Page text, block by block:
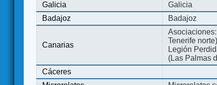
Galicia
Galicia
Badajoz
Badajoz
Canarias
Tenerife
Legión
(Las Palmas
Cáceres